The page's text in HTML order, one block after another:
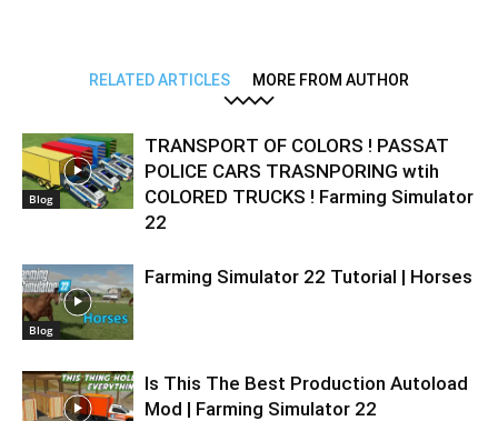
RELATED ARTICLES MORE FROM AUTHOR
Blog
TRANSPORT OF COLORS ! PASSAT
POLICE CARS TRASNPORING wtih
COLORED TRUCKS ! Farming Simulator
22
Blog
Farming Simulator 22 Tutorial | Horses
Is This The Best Production Autoload
Mod | Farming Simulator 22